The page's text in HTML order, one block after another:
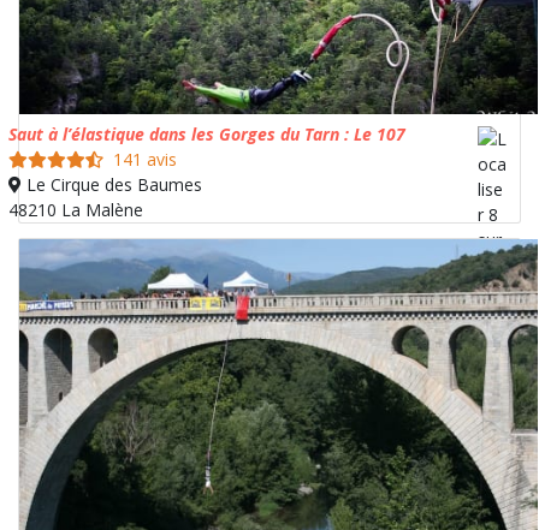
Saut à l’élastique dans les Gorges du Tarn : Le 107
141 avis
Le Cirque des Baumes
48210 La Malène